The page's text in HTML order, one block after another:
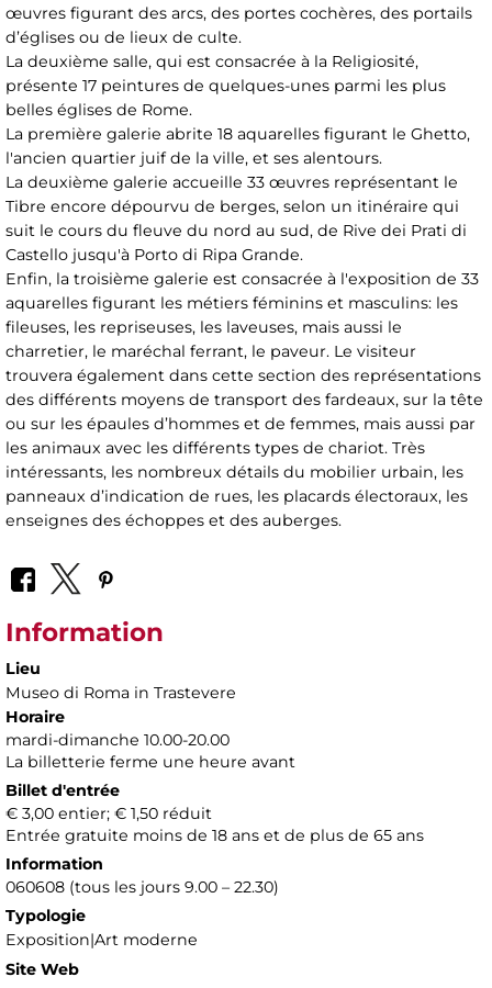
œuvres figurant des arcs, des portes cochères, des portails
d’églises ou de lieux de culte.
La deuxième salle, qui est consacrée à la Religiosité,
présente 17 peintures de quelques-unes parmi les plus
belles églises de Rome.
La première galerie abrite 18 aquarelles figurant le Ghetto,
l'ancien quartier juif de la ville, et ses alentours.
La deuxième galerie accueille 33 œuvres représentant le
Tibre encore dépourvu de berges, selon un itinéraire qui
suit le cours du fleuve du nord au sud, de Rive dei Prati di
Castello jusqu'à Porto di Ripa Grande.
Enfin, la troisième galerie est consacrée à l'exposition de 33
aquarelles figurant les métiers féminins et masculins: les
fileuses, les repriseuses, les laveuses, mais aussi le
charretier, le maréchal ferrant, le paveur. Le visiteur
trouvera également dans cette section des représentations
des différents moyens de transport des fardeaux, sur la tête
ou sur les épaules d’hommes et de femmes, mais aussi par
les animaux avec les différents types de chariot. Très
intéressants, les nombreux détails du mobilier urbain, les
panneaux d’indication de rues, les placards électoraux, les
enseignes des échoppes et des auberges.
Information
Lieu
Museo di Roma in Trastevere
Horaire
mardi-dimanche 10.00-20.00
La billetterie ferme une heure avant
Billet d'entrée
€ 3,00 entier; € 1,50 réduit
Entrée gratuite moins de 18 ans et de plus de 65 ans
Information
060608 (tous les jours 9.00 – 22.30)
Typologie
Exposition|Art moderne
Site Web